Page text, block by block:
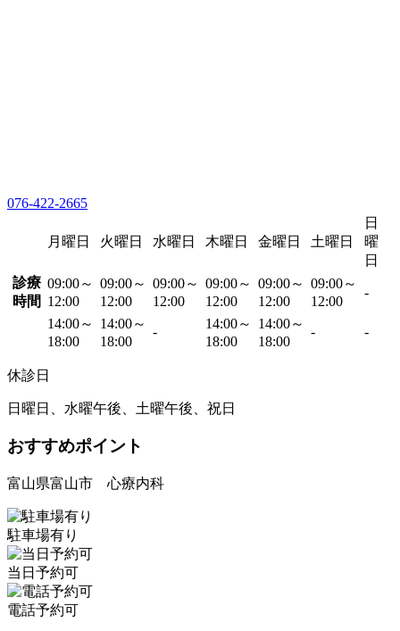
076-422-2665
月曜日 火曜日 水曜日 木曜日 金曜日 土曜日
日
曜
日
診療
時間
09:00～
12:00
09:00～
12:00
09:00～
12:00
09:00～
12:00
09:00～
12:00
09:00～
12:00
-
14:00～
18:00
14:00～
18:00
-
14:00～
18:00
14:00～
18:00
- -
休診日
日曜日、水曜午後、土曜午後、祝日
おすすめポイント
富山県富山市 心療内科
駐車場有り
当日予約可
電話予約可